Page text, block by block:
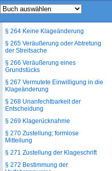
Rechtshängigkeit
§ 264 Keine Klageänderung
§ 265 Veräußerung oder Abtretung
der Streitsache
§ 266 Veräußerung eines
Grundstücks
§ 267 Vermutete Einwilligung in die
Klageänderung
§ 268 Unanfechtbarkeit der
Entscheidung
§ 269 Klagerücknahme
§ 270 Zustellung; formlose
Mitteilung
§ 271 Zustellung der Klageschrift
§ 272 Bestimmung der